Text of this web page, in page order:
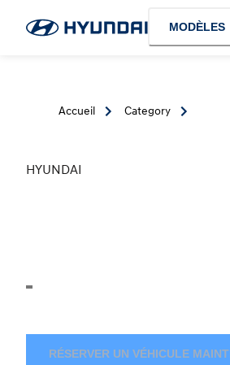
MODÈLES
Accueil Category
HYUNDAI
RÉSERVER UN VÉHICULE